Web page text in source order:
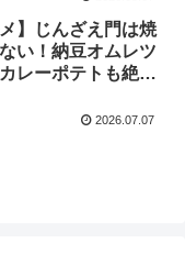
】じんざえ門は焼
い！納豆オムレツ
レーポテトも絶品
2026.07.07